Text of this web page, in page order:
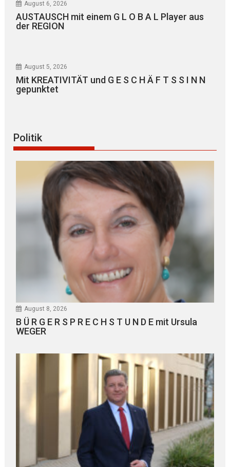
August 6, 2026
AUSTAUSCH mit einem G L O B A L Player aus
der REGION
August 5, 2026
Mit KREATIVITÄT und G E S C H Ä F T S S I N N
gepunktet
Politik
August 8, 2026
B Ü R G E R S P R E C H S T U N D E mit Ursula
WEGER